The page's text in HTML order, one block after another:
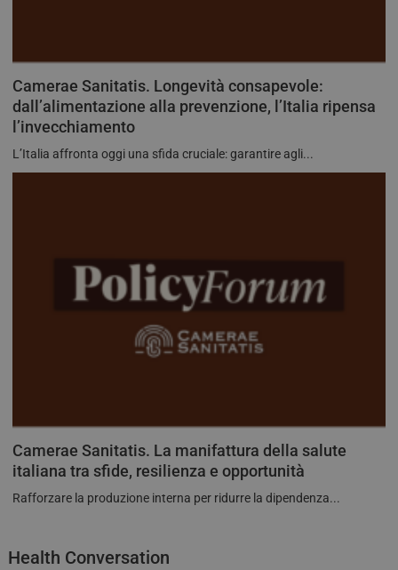
Camerae Sanitatis. Longevità consapevole:
dall’alimentazione alla prevenzione, l’Italia ripensa
l’invecchiamento
L’Italia affronta oggi una sfida cruciale: garantire agli...
Camerae Sanitatis. La manifattura della salute
italiana tra sfide, resilienza e opportunità
Rafforzare la produzione interna per ridurre la dipendenza...
Health Conversation